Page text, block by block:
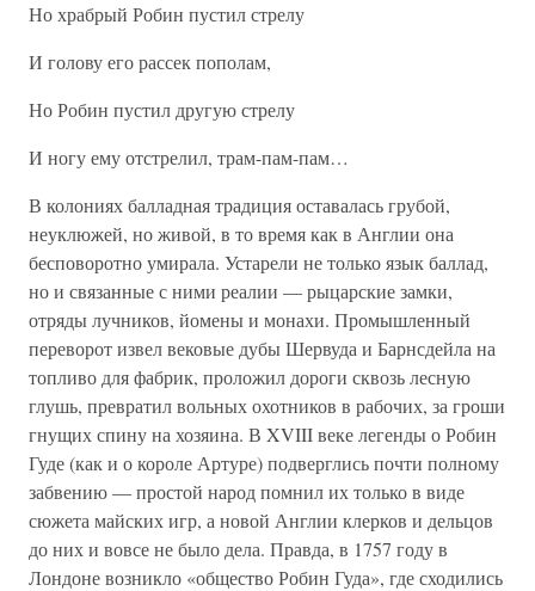
Но храбрый Робин пустил стрелу
И голову его рассек пополам,
Но Робин пустил другую стрелу
И ногу ему отстрелил, трам-пам-пам…
В колониях балладная традиция оставалась грубой,
неуклюжей, но живой, в то время как в Англии она
бесповоротно умирала. Устарели не только язык баллад,
но и связанные с ними реалии — рыцарские замки,
отряды лучников, йомены и монахи. Промышленный
переворот извел вековые дубы Шервуда и Барнсдейла на
топливо для фабрик, проложил дороги сквозь лесную
глушь, превратил вольных охотников в рабочих, за гроши
гнущих спину на хозяина. В XVIII веке легенды о Робин
Гуде (как и о короле Артуре) подверглись почти полному
забвению — простой народ помнил их только в виде
сюжета майских игр, а новой Англии клерков и дельцов
до них и вовсе не было дела. Правда, в 1757 году в
Лондоне возникло «общество Робин Гуда», где сходились